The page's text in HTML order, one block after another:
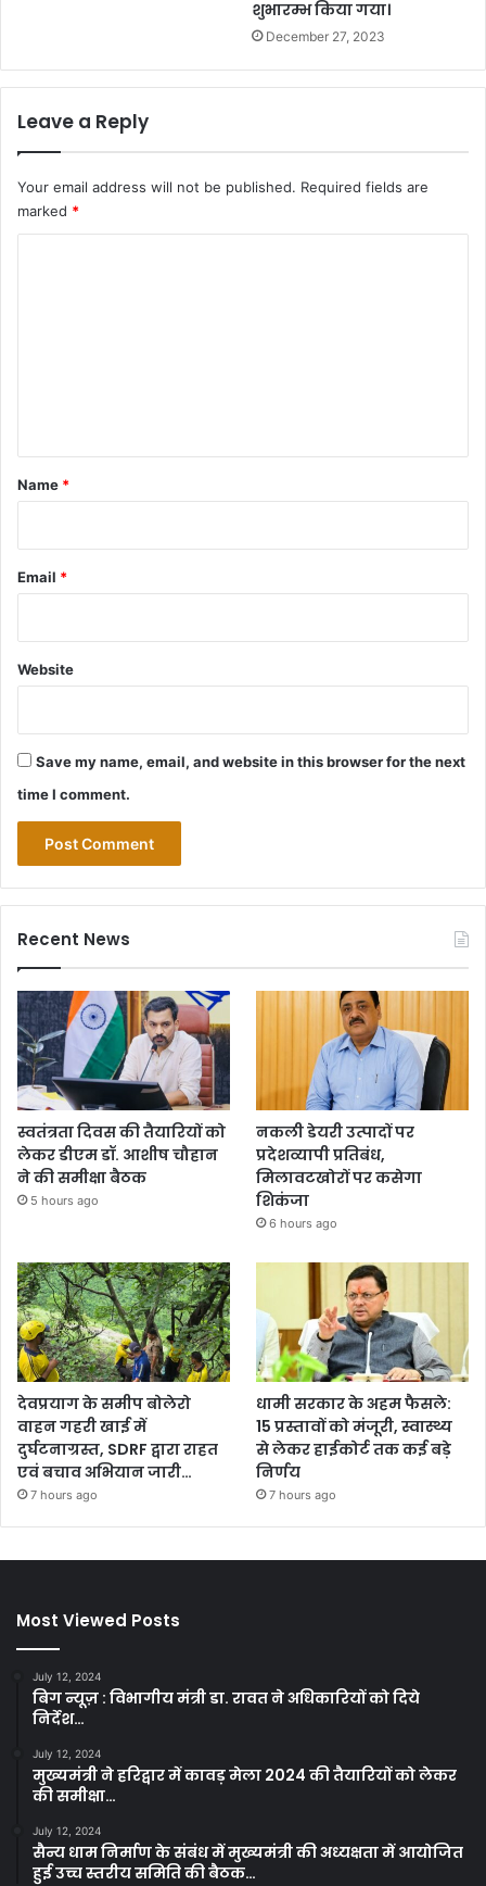
शुभारम्भ किया गया।
December 27, 2023
Leave a Reply
Your email address will not be published. Required fields are
marked *
*
Name *
Email *
Website
Save my name, email, and website in this browser for the next
time I comment.
Recent News
स्वतंत्रता दिवस की तैयारियों को
लेकर डीएम डॉ. आशीष चौहान
ने की समीक्षा बैठक
5 hours ago
नकली डेयरी उत्पादों पर
प्रदेशव्यापी प्रतिबंध,
मिलावटखोरों पर कसेगा
शिकंजा
6 hours ago
देवप्रयाग के समीप बोलेरो
वाहन गहरी खाई में
दुर्घटनाग्रस्त, SDRF द्वारा राहत
एवं बचाव अभियान जारी…
7 hours ago
धामी सरकार के अहम फैसले:
15 प्रस्तावों को मंजूरी, स्वास्थ्य
से लेकर हाईकोर्ट तक कई बड़े
निर्णय
7 hours ago
Most Viewed Posts
July 12, 2024
बिग न्यूज़ : विभागीय मंत्री डा. रावत ने अधिकारियों को दिये
निर्देश…
July 12, 2024
मुख्यमंत्री ने हरिद्वार में कावड़ मेला 2024 की तैयारियों को लेकर
की समीक्षा…
July 12, 2024
सैन्य धाम निर्माण के संबंध में मुख्यमंत्री की अध्यक्षता में आयोजित
हुई उच्च स्तरीय समिति की बैठक…